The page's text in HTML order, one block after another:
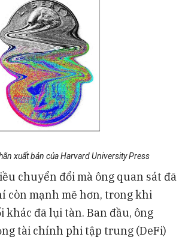
xuất bản của Harvard University Press
chuyển đổi mà ông quan sát đã
còn mạnh mẽ hơn, trong khi
khác đã lụi tàn. Ban đầu, ông
tài chính phi tập trung (DeFi)